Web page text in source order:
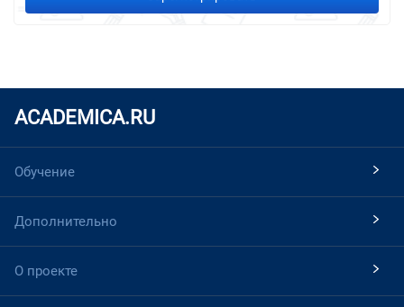
ACADEMICA.RU
Обучение
Дополнительно
О проекте